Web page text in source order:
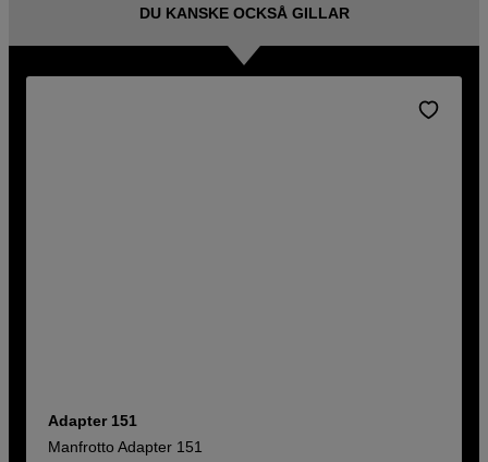
DU KANSKE OCKSÅ GILLAR
Adapter 151
Manfrotto Adapter 151